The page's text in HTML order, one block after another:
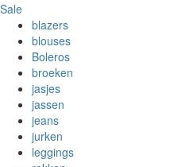
Sale
blazers
blouses
Boleros
broeken
jasjes
jassen
jeans
jurken
leggings